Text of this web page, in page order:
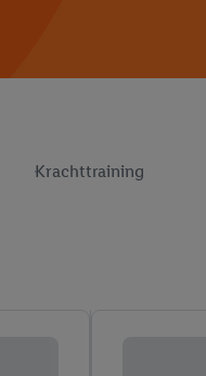
Krachttraining